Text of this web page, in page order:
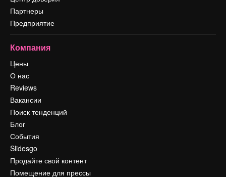
Партнеры
Предприятие
Компания
Цены
О нас
Reviews
Вакансии
Поиск тенденций
Блог
События
Slidesgo
Продайте свой контент
Помещение для прессы